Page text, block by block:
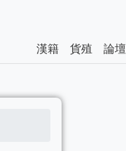
漢籍 貨殖 論壇